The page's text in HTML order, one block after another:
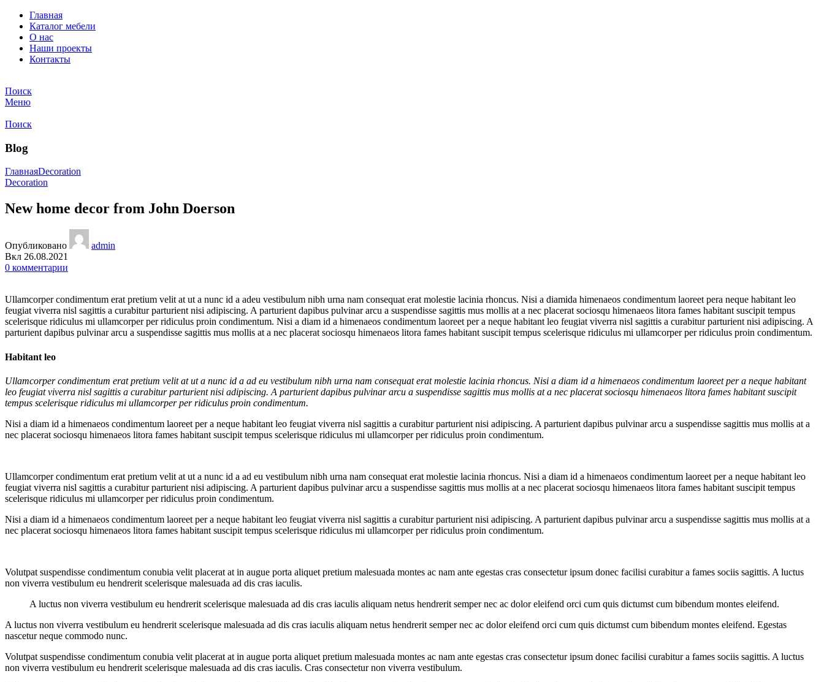
Главная
Каталог мебели
О нас
Наши проекты
Контакты
Поиск
Меню
Поиск
Blog
ГлавнаяDecoration
Decoration
New home decor from John Doerson
Опубликовано
admin
Вкл 26.08.2021
0 комментарии
Ullamcorper condimentum erat pretium velit at ut a nunc id a adeu vestibulum nibh urna nam consequat erat molestie lacinia rhoncus. Nisi a diamida himenaeos condimentum laoreet pera neque habitant leo
feugiat viverra nisl sagittis a curabitur parturient nisi adipiscing. A parturient dapibus pulvinar arcu a suspendisse sagittis mus mollis at a nec placerat sociosqu himenaeos litora fames habitant suscipit tempus
scelerisque ridiculus mi ullamcorper per ridiculus proin condimentum. Nisi a diam id a himenaeos condimentum laoreet per a neque habitant leo feugiat viverra nisl sagittis a curabitur parturient nisi adipiscing. A
parturient dapibus pulvinar arcu a suspendisse sagittis mus mollis at a nec placerat sociosqu himenaeos litora fames habitant suscipit tempus scelerisque ridiculus mi ullamcorper per ridiculus proin condimentum.
Habitant leo
Ullamcorper condimentum erat pretium velit at ut a nunc id a ad eu vestibulum nibh urna nam consequat erat molestie lacinia rhoncus. Nisi a diam id a himenaeos condimentum laoreet per a neque habitant
leo feugiat viverra nisl sagittis a curabitur parturient nisi adipiscing. A parturient dapibus pulvinar arcu a suspendisse sagittis mus mollis at a nec placerat sociosqu himenaeos litora fames habitant suscipit
tempus scelerisque ridiculus mi ullamcorper per ridiculus proin condimentum.
Nisi a diam id a himenaeos condimentum laoreet per a neque habitant leo feugiat viverra nisl sagittis a curabitur parturient nisi adipiscing. A parturient dapibus pulvinar arcu a suspendisse sagittis mus mollis at a
nec placerat sociosqu himenaeos litora fames habitant suscipit tempus scelerisque ridiculus mi ullamcorper per ridiculus proin condimentum.
Ullamcorper condimentum erat pretium velit at ut a nunc id a ad eu vestibulum nibh urna nam consequat erat molestie lacinia rhoncus. Nisi a diam id a himenaeos condimentum laoreet per a neque habitant leo
feugiat viverra nisl sagittis a curabitur parturient nisi adipiscing. A parturient dapibus pulvinar arcu a suspendisse sagittis mus mollis at a nec placerat sociosqu himenaeos litora fames habitant suscipit tempus
scelerisque ridiculus mi ullamcorper per ridiculus proin condimentum.
Nisi a diam id a himenaeos condimentum laoreet per a neque habitant leo feugiat viverra nisl sagittis a curabitur parturient nisi adipiscing. A parturient dapibus pulvinar arcu a suspendisse sagittis mus mollis at a
nec placerat sociosqu himenaeos litora fames habitant suscipit tempus scelerisque ridiculus mi ullamcorper per ridiculus proin condimentum.
Volutpat suspendisse condimentum conubia velit placerat at in augue porta aliquet pretium malesuada montes ac nam ante egestas cras consectetur ipsum donec facilisi curabitur a fames sociis sagittis. A luctus
non viverra vestibulum eu hendrerit scelerisque malesuada ad dis cras iaculis.
A luctus non viverra vestibulum eu hendrerit scelerisque malesuada ad dis cras iaculis aliquam netus hendrerit semper nec ac dolor eleifend orci cum quis dictumst cum bibendum montes eleifend.
A luctus non viverra vestibulum eu hendrerit scelerisque malesuada ad dis cras iaculis aliquam netus hendrerit semper nec ac dolor eleifend orci cum quis dictumst cum bibendum montes eleifend. Egestas
nascetur neque commodo nunc.
Volutpat suspendisse condimentum conubia velit placerat at in augue porta aliquet pretium malesuada montes ac nam ante egestas cras consectetur ipsum donec facilisi curabitur a fames sociis sagittis. A luctus
non viverra vestibulum eu hendrerit scelerisque malesuada ad dis cras iaculis. Cras consectetur non viverra vestibulum.